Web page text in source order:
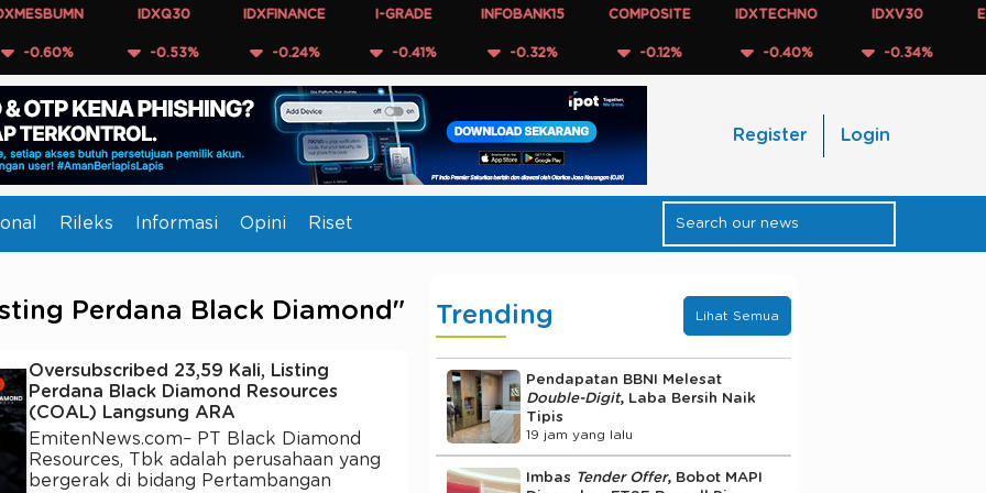
IDXQ30
-0.53%
IDXFINANCE
-0.24%
I-GRADE
-0.41%
INFOBANK15
-0.32%
COMPOSITE
-0.12%
IDXTECHNO
-0.40%
IDXV30
-0.34%
Register Login
Rileks Informasi Opini Riset
Perdana Black Diamond"
Oversubscribed 23,59 Kali, Listing
Perdana Black Diamond Resources
(COAL) Langsung ARA
EmitenNews.com– PT Black Diamond
Resources, Tbk adalah perusahaan yang
bergerak di bidang Pertambangan
Trending Lihat Semua
Pendapatan BBNI Melesat
Double-Digit, Laba Bersih Naik
Tipis
19 jam yang lalu
Imbas Tender Offer, Bobot MAPI